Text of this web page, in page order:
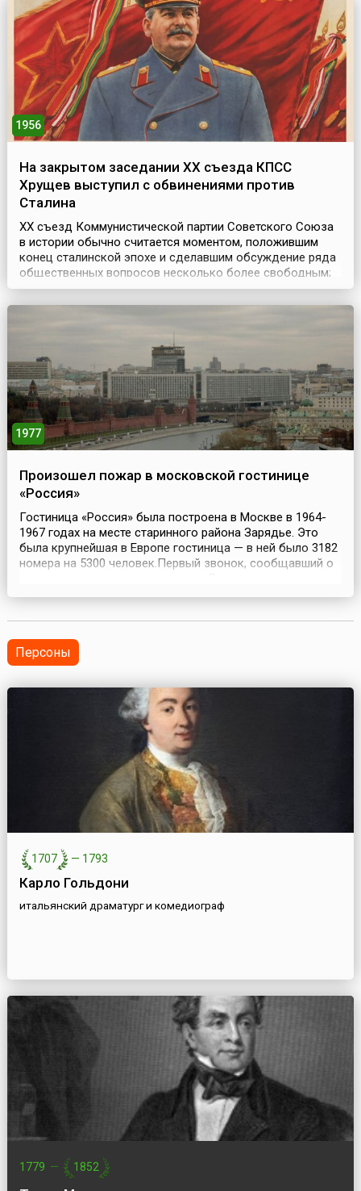
разрезал его на ленточки и обматыв...
1956
На закрытом заседании XX съезда КПСС
Хрущев выступил с обвинениями против
Сталина
XX съезд Коммунистической партии Советского Союза
в истории обычно считается моментом, положившим
конец сталинской эпохе и сделавшим обсуждение ряда
общественных вопросов несколько более свободным;
он знаменовал ослабление идеологической цензуры в
литературе и искусстве и возвращение многих прежде
прозвучала лишь на закрытом заседании ЦК КПСС по
1977
Произошел пожар в московской гостинице
«Россия»
Гостиница «Россия» была построена в Москве в 1964-
1967 годах на месте старинного района Зарядье. Это
была крупнейшая в Европе гостиница — в ней было 3182
номера на 5300 человек.Первый звонок, сообщавший о
пульт дежурной службы в 21 час 24 минуты 25 февраля
присвоили пожару высшую категори...
Персоны
1707 — 1793
Карло Гольдони
итальянский драматург и комедиограф
1779 — 1852